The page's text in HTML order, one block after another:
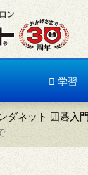
学習
ダネット 囲碁入